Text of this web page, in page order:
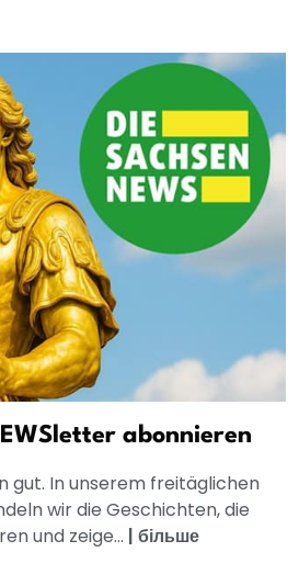
abonnieren
gut. In unserem freitäglichen
wir die Geschichten, die
und zeige... | більше